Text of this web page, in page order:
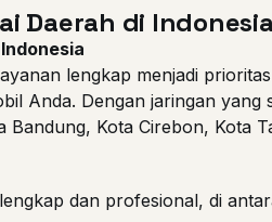
Daerah di Indonesia
lengkap menjadi
Anda. Dengan jaringan yang
Kota Cirebon, Kota
dan profesional, di